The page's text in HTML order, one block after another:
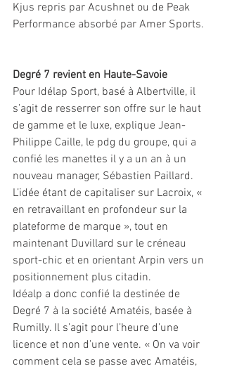
Kjus repris par Acushnet ou de Peak
Performance absorbé par Amer Sports.
Degré 7 revient en Haute-Savoie
Pour Idélap Sport, basé à Albertville, il
s’agit de resserrer son offre sur le haut
de gamme et le luxe, explique Jean-
Philippe Caille, le pdg du groupe, qui a
confié les manettes il y a un an à un
nouveau manager, Sébastien Paillard.
L’idée étant de capitaliser sur Lacroix, «
en retravaillant en profondeur sur la
plateforme de marque », tout en
maintenant Duvillard sur le créneau
sport-chic et en orientant Arpin vers un
positionnement plus citadin.
Idéalp a donc confié la destinée de
Degré 7 à la société Amatéis, basée à
Rumilly. Il s’agit pour l’heure d’une
licence et non d’une vente. « On va voir
comment cela se passe avec Amatéis,